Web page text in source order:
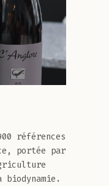
références
portée par